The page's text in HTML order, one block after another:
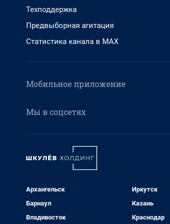
Техподдержка
Предвыборная агитация
Статистика канала в MAX
Мобильное приложение
Мы в соцсетях
Архангельск
Барнаул
Владивосток
Иркутск
Казань
Краснодар